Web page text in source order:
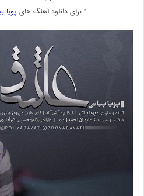
” برای دانلود آهنگ های پویا